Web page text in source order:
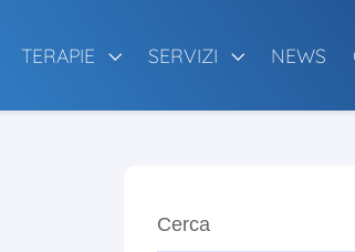
TERAPIE SERVIZI NEWS
Cerca